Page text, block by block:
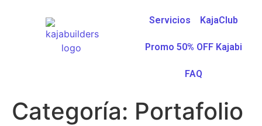
Servicios KajaClub
Promo 50% OFF Kajabi
FAQ
Categoría: Portafolio